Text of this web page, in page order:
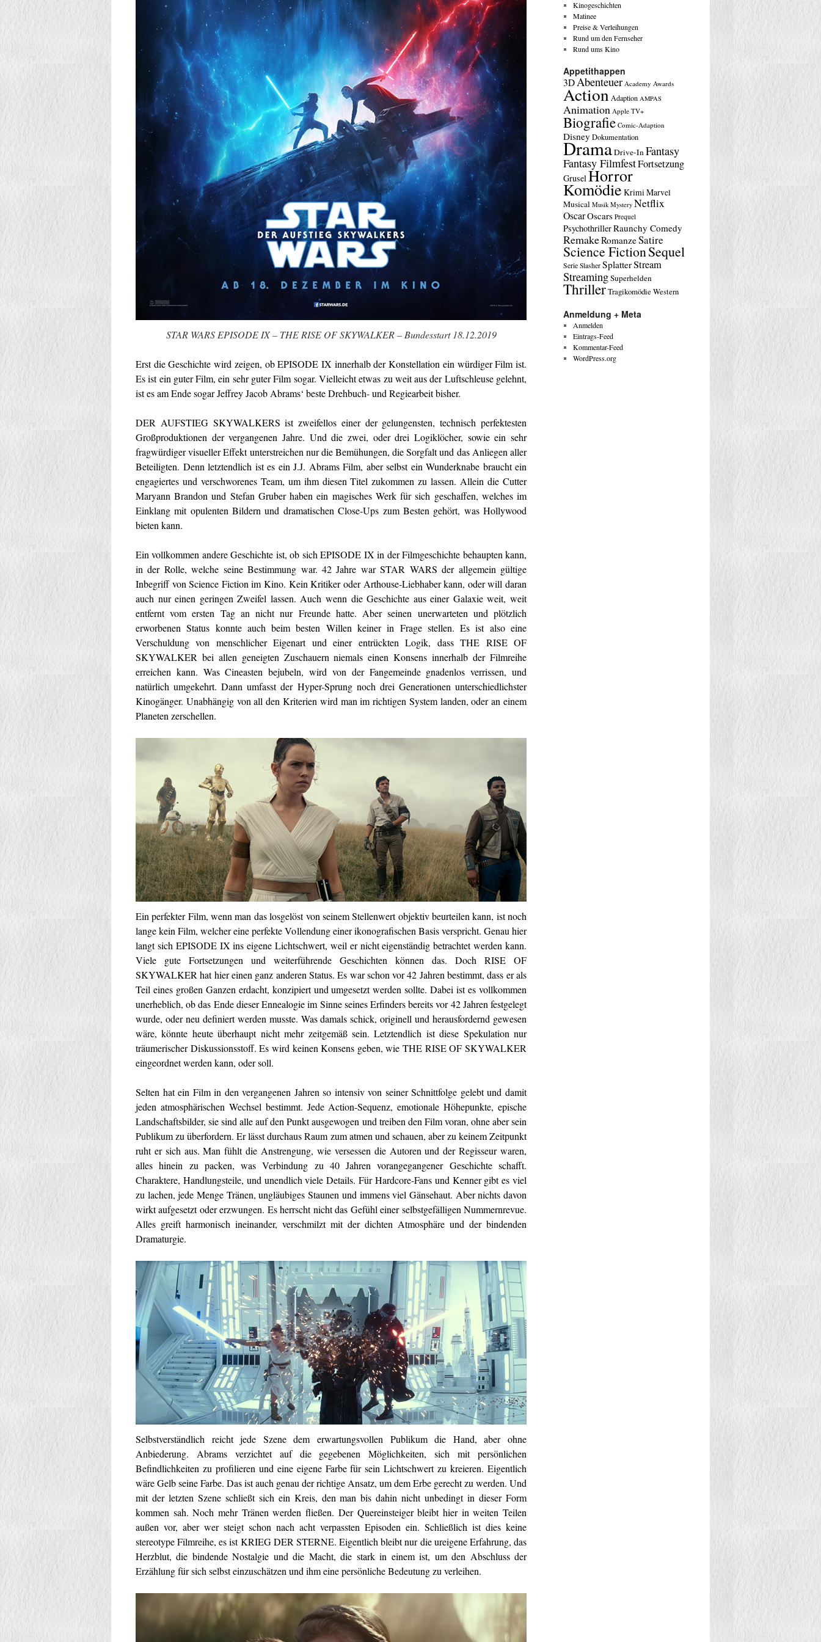
STAR WARS EPISODE IX – THE RISE OF SKYWALKER – Bundesstart 18.12.2019
Erst die Geschichte wird zeigen, ob EPISODE IX innerhalb der Konstellation ein würdiger Film ist.
Es ist ein guter Film, ein sehr guter Film sogar. Vielleicht etwas zu weit aus der Luftschleuse gelehnt,
ist es am Ende sogar Jeffrey Jacob Abrams‘ beste Drehbuch- und Regiearbeit bisher.
DER AUFSTIEG SKYWALKERS ist zweifellos einer der gelungensten, technisch perfektesten
Großproduktionen der vergangenen Jahre. Und die zwei, oder drei Logiklöcher, sowie ein sehr
fragwürdiger visueller Effekt unterstreichen nur die Bemühungen, die Sorgfalt und das Anliegen aller
Beteiligten. Denn letztendlich ist es ein J.J. Abrams Film, aber selbst ein Wunderknabe braucht ein
engagiertes und verschworenes Team, um ihm diesen Titel zukommen zu lassen. Allein die Cutter
Maryann Brandon und Stefan Gruber haben ein magisches Werk für sich geschaffen, welches im
Einklang mit opulenten Bildern und dramatischen Close-Ups zum Besten gehört, was Hollywood
bieten kann.
Ein vollkommen andere Geschichte ist, ob sich EPISODE IX in der Filmgeschichte behaupten kann,
in der Rolle, welche seine Bestimmung war. 42 Jahre war STAR WARS der allgemein gültige
Inbegriff von Science Fiction im Kino. Kein Kritiker oder Arthouse-Liebhaber kann, oder will daran
auch nur einen geringen Zweifel lassen. Auch wenn die Geschichte aus einer Galaxie weit, weit
entfernt vom ersten Tag an nicht nur Freunde hatte. Aber seinen unerwarteten und plötzlich
erworbenen Status konnte auch beim besten Willen keiner in Frage stellen. Es ist also eine
Verschuldung von menschlicher Eigenart und einer entrückten Logik, dass THE RISE OF
SKYWALKER bei allen geneigten Zuschauern niemals einen Konsens innerhalb der Filmreihe
erreichen kann. Was Cineasten bejubeln, wird von der Fangemeinde gnadenlos verrissen, und
natürlich umgekehrt. Dann umfasst der Hyper-Sprung noch drei Generationen unterschiedlichster
Kinogänger. Unabhängig von all den Kriterien wird man im richtigen System landen, oder an einem
Planeten zerschellen.
Ein perfekter Film, wenn man das losgelöst von seinem Stellenwert objektiv beurteilen kann, ist noch
lange kein Film, welcher eine perfekte Vollendung einer ikonografischen Basis verspricht. Genau hier
langt sich EPISODE IX ins eigene Lichtschwert, weil er nicht eigenständig betrachtet werden kann.
Viele gute Fortsetzungen und weiterführende Geschichten können das. Doch RISE OF
SKYWALKER hat hier einen ganz anderen Status. Es war schon vor 42 Jahren bestimmt, dass er als
Teil eines großen Ganzen erdacht, konzipiert und umgesetzt werden sollte. Dabei ist es vollkommen
unerheblich, ob das Ende dieser Ennealogie im Sinne seines Erfinders bereits vor 42 Jahren festgelegt
wurde, oder neu definiert werden musste. Was damals schick, originell und herausfordernd gewesen
wäre, könnte heute überhaupt nicht mehr zeitgemäß sein. Letztendlich ist diese Spekulation nur
träumerischer Diskussionsstoff. Es wird keinen Konsens geben, wie THE RISE OF SKYWALKER
eingeordnet werden kann, oder soll.
Selten hat ein Film in den vergangenen Jahren so intensiv von seiner Schnittfolge gelebt und damit
jeden atmosphärischen Wechsel bestimmt. Jede Action-Sequenz, emotionale Höhepunkte, epische
Landschaftsbilder, sie sind alle auf den Punkt ausgewogen und treiben den Film voran, ohne aber sein
Publikum zu überfordern. Er lässt durchaus Raum zum atmen und schauen, aber zu keinem Zeitpunkt
ruht er sich aus. Man fühlt die Anstrengung, wie versessen die Autoren und der Regisseur waren,
alles hinein zu packen, was Verbindung zu 40 Jahren vorangegangener Geschichte schafft.
Charaktere, Handlungsteile, und unendlich viele Details. Für Hardcore-Fans und Kenner gibt es viel
zu lachen, jede Menge Tränen, ungläubiges Staunen und immens viel Gänsehaut. Aber nichts davon
wirkt aufgesetzt oder erzwungen. Es herrscht nicht das Gefühl einer selbstgefälligen Nummernrevue.
Alles greift harmonisch ineinander, verschmilzt mit der dichten Atmosphäre und der bindenden
Dramaturgie.
Selbstverständlich reicht jede Szene dem erwartungsvollen Publikum die Hand, aber ohne
Anbiederung. Abrams verzichtet auf die gegebenen Möglichkeiten, sich mit persönlichen
Befindlichkeiten zu profilieren und eine eigene Farbe für sein Lichtschwert zu kreieren. Eigentlich
wäre Gelb seine Farbe. Das ist auch genau der richtige Ansatz, um dem Erbe gerecht zu werden. Und
mit der letzten Szene schließt sich ein Kreis, den man bis dahin nicht unbedingt in dieser Form
kommen sah. Noch mehr Tränen werden fließen. Der Quereinsteiger bleibt hier in weiten Teilen
außen vor, aber wer steigt schon nach acht verpassten Episoden ein. Schließlich ist dies keine
stereotype Filmreihe, es ist KRIEG DER STERNE. Eigentlich bleibt nur die ureigene Erfahrung, das
Herzblut, die bindende Nostalgie und die Macht, die stark in einem ist, um den Abschluss der
Erzählung für sich selbst einzuschätzen und ihm eine persönliche Bedeutung zu verleihen.
Kinogeschichten
Matinee
Preise & Verleihungen
Rund um den Fernseher
Rund ums Kino
Appetithappen
3DAbenteuer Academy Awards
Action Adaption AMPAS
Animation Apple TV+
Biografie Comic-Adaption
Disney Dokumentation
DramaDrive-InFantasy
Fantasy FilmfestFortsetzung
GruselHorror
Komödie KrimiMarvel
Musical Musik Mystery Netflix
OscarOscars Prequel
PsychothrillerRaunchy Comedy
RemakeRomanzeSatire
Science FictionSequel
Serie Slasher SplatterStream
StreamingSuperhelden
ThrillerTragikomödieWestern
Anmeldung + Meta
Anmelden
Eintrags-Feed
Kommentar-Feed
WordPress.org